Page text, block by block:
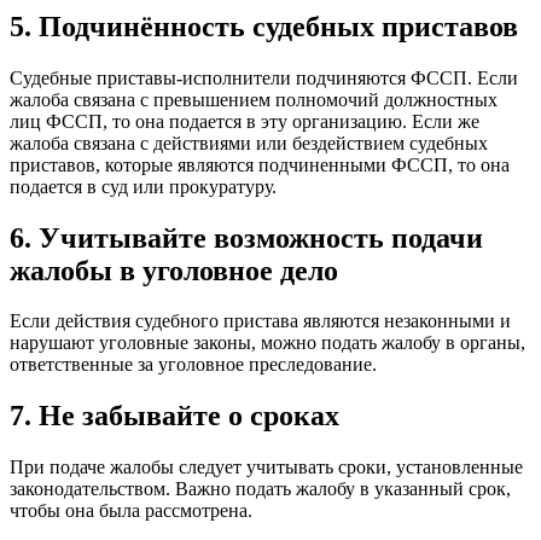
5. Подчинённость судебных приставов
Судебные приставы-исполнители подчиняются ФССП. Если
жалоба связана с превышением полномочий должностных
лиц ФССП, то она подается в эту организацию. Если же
жалоба связана с действиями или бездействием судебных
приставов, которые являются подчиненными ФССП, то она
подается в суд или прокуратуру.
6. Учитывайте возможность подачи
жалобы в уголовное дело
Если действия судебного пристава являются незаконными и
нарушают уголовные законы, можно подать жалобу в органы,
ответственные за уголовное преследование.
7. Не забывайте о сроках
При подаче жалобы следует учитывать сроки, установленные
законодательством. Важно подать жалобу в указанный срок,
чтобы она была рассмотрена.